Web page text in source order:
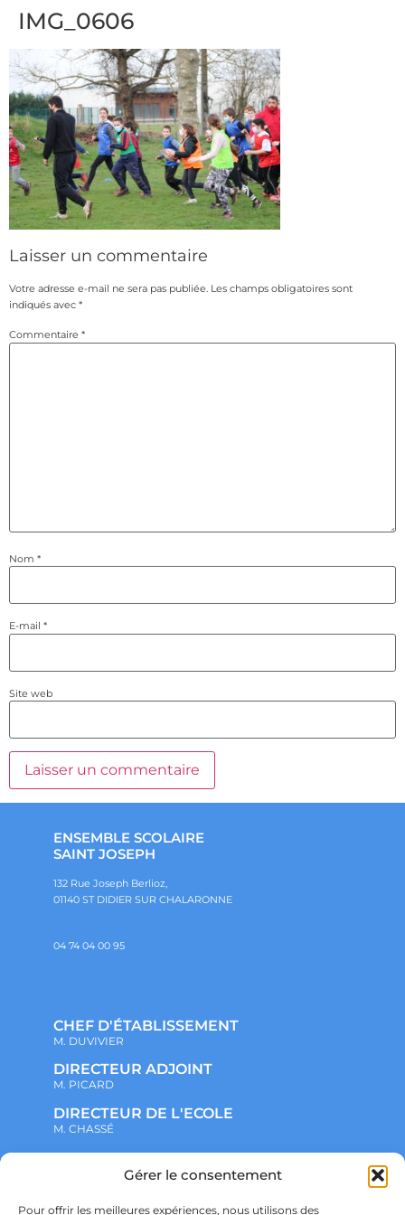
Gérer le consentement
Pour offrir les meilleures expériences, nous utilisons des
IMG_0606
Laisser un commentaire
Votre adresse e-mail ne sera pas publiée. Les champs obligatoires sont
indiqués avec *
Commentaire *
Nom *
E-mail *
Site web
ENSEMBLE SCOLAIRE
SAINT JOSEPH
132 Rue Joseph Berlioz,
01140 ST DIDIER SUR CHALARONNE
04 74 04 00 95
CHEF D'ÉTABLISSEMENT
M. DUVIVIER
DIRECTEUR ADJOINT
M. PICARD
DIRECTEUR DE L'ECOLE
M. CHASSÉ
NOTRE ENSEMBLE SCOLAIRE
ADMINISTRATIF